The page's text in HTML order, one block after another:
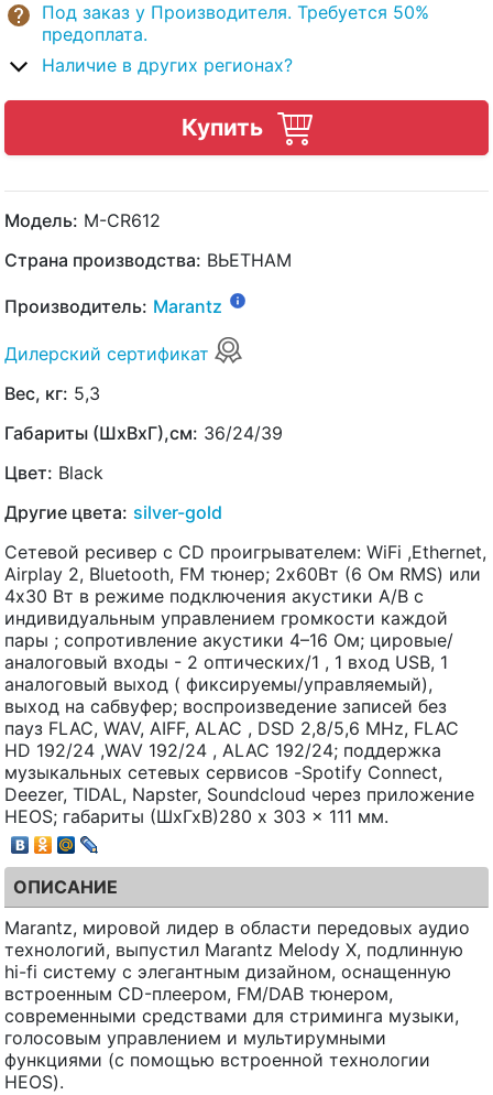
Под заказ у Производителя. Требуется 50%
предоплата.
Наличие в других регионах?
Купить
Модель: M-CR612
Страна производства: ВЬЕТНАМ
Производитель: Marantz
Дилерский сертификат
Вес, кг: 5,3
Габариты (ШхВхГ),см: 36/24/39
Цвет: Black
Другие цвета: silver-gold
Сетевой ресивер с СD проигрывателем: WiFi ,Ethernet,
Airplay 2, Bluetooth, FM тюнер; 2х60Вт (6 Ом RMS) или
4x30 Вт в режиме подключения акустики A/B с
индивидуальным управлением громкости каждой
пары ; сопротивление акустики 4–16 Ом; цировые/
аналоговый входы - 2 оптических/1 , 1 вход USB, 1
аналоговый выход ( фиксируемы/управляемый),
выход на сабвуфер; воспроизведение записей без
пауз FLAC, WAV, AIFF, ALAC , DSD 2,8/5,6 MHz, FLAC
HD 192/24 ,WAV 192/24 , ALAC 192/24; поддержка
музыкальных сетевых сервисов -Spotify Connect,
Deezer, TIDAL, Napster, Soundcloud через приложение
HEOS; габариты (ШхГхВ)280 x 303 x 111 мм.
ОПИСАНИЕ
Marantz, мировой лидер в области передовых аудио
технологий, выпустил Marantz Melody X, подлинную
hi-fi систему с элегантным дизайном, оснащенную
встроенным CD-плеером, FM/DAB тюнером,
современными средствами для стриминга музыки,
голосовым управлением и мультирумными
функциями (с помощью встроенной технологии
HEOS).